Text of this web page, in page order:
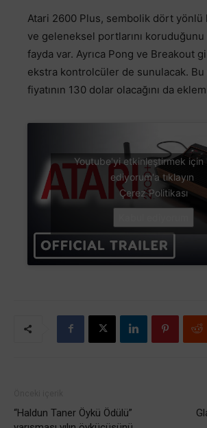
Atari 2600 Plus, sembolik dört
ve geleneksel portlarını
fayda var. Ayrıca Pong ve Breakout
ekstra kontrolcüler de sunulacak.
fiyatının 130 dolar olacağını da
Youtube'yi etkinleştirmek için
ediyorum'a tıklayın
Çerez Politikası
“Haldun Taner Öykü Ödülü”